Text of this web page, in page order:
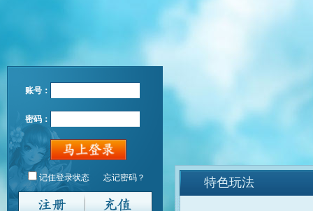
账号：
密码：
记住登录状态 忘记密码？ 特色玩法